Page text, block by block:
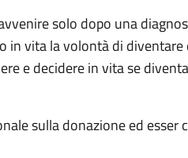
solo dopo una
in vita la volontà di
e decidere in vita se
sulla donazione ed esser